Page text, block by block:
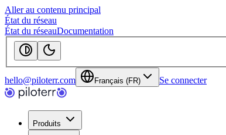
Aller au contenu principal
État du réseau
État du réseauDocumentation
hello@piloterr.com Français (FR) Se connecter
Produits